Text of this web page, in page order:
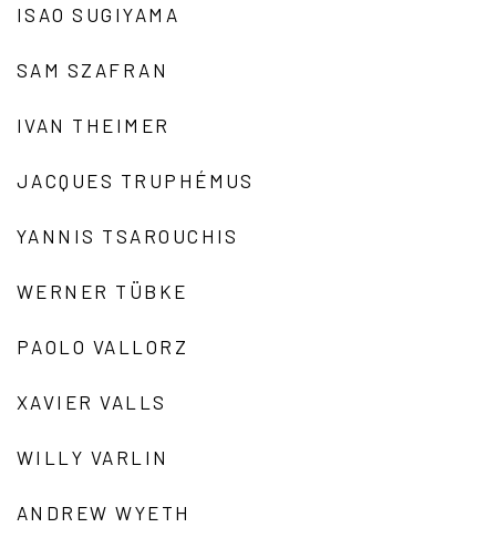
ISAO SUGIYAMA
SAM SZAFRAN
IVAN THEIMER
JACQUES TRUPHÉMUS
YANNIS TSAROUCHIS
WERNER TÜBKE
PAOLO VALLORZ
XAVIER VALLS
WILLY VARLIN
ANDREW WYETH